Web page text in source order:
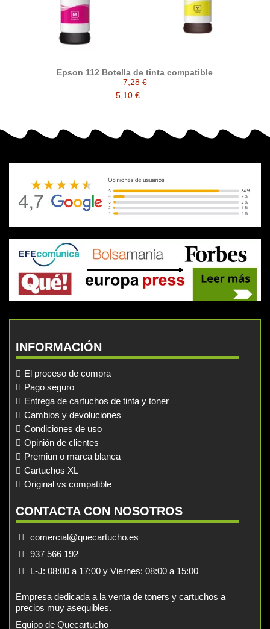
Epson 112 Botella de tinta compatible
7,28 €
5,10 €
INFORMACIÓN
El proceso de compra
Pago seguro
Entrega de cartuchos de tinta y toner
Cambios y devoluciones
Condiciones de uso
Opinión de clientes
Premiun o marca blanca
Cartuchos XL
Original vs compatible
CONTACTA CON NOSOTROS
comercial@quecartucho.es
937 566 192
L-J: 08:00 a 17:00 y Viernes: 08:00 a 15:00
Empresa dedicada a la venta de toners y cartuchos a
precios muy asequibles.
Equipo de Quecartucho